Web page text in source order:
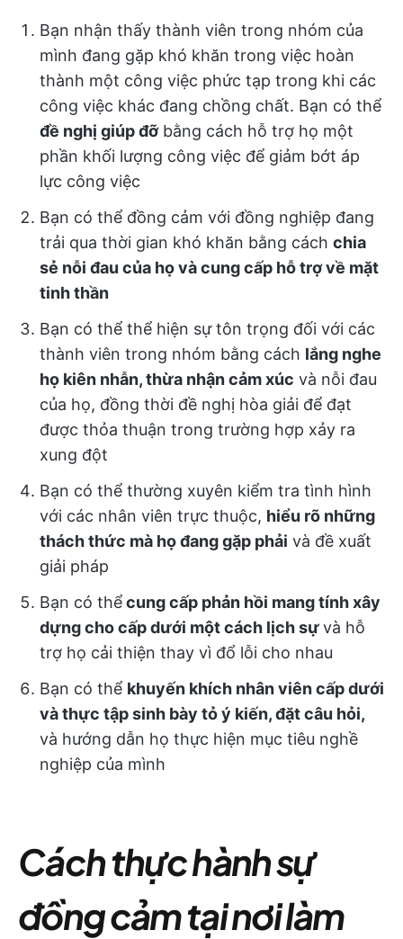
Bạn nhận thấy thành viên trong nhóm của
mình đang gặp khó khăn trong việc hoàn
thành một công việc phức tạp trong khi các
công việc khác đang chồng chất. Bạn có thể
đề nghị giúp đỡbằng cách hỗ trợ họ một
phần khối lượng công việc để giảm bớt áp
lực công việc
Bạn có thể đồng cảm với đồng nghiệp đang
trải qua thời gian khó khăn bằng cách chia
sẻ nỗi đau của họ và cung cấp hỗ trợ về mặt
tinh thần
Bạn có thể thể hiện sự tôn trọng đối với các
thành viên trong nhóm bằng cách lắng nghe
họ kiên nhẫn, thừa nhận cảm xúc và nỗi đau
của họ, đồng thời đề nghị hòa giải để đạt
được thỏa thuận trong trường hợp xảy ra
xung đột
Bạn có thể thường xuyên kiểm tra tình hình
với các nhân viên trực thuộc, hiểu rõ những
thách thức mà họ đang gặp phải và đề xuất
giải pháp
Bạn có thểcung cấp phản hồi mang tính xây
dựng cho cấp dưới một cách lịch sựvà hỗ
trợ họ cải thiện thay vì đổ lỗi cho nhau
Bạn có thể khuyến khích nhân viên cấp dưới
và thực tập sinh bày tỏ ý kiến, đặt câu hỏi,
và hướng dẫn họ thực hiện mục tiêu nghề
nghiệp của mình
Cách thực hành sự
đồng cảm tại nơi làm